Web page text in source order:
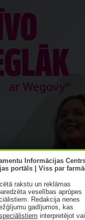
rakstu un reklāmas
veselības aprūpes
Redakcija nenes
gadījumos, kas
interpretējot vai